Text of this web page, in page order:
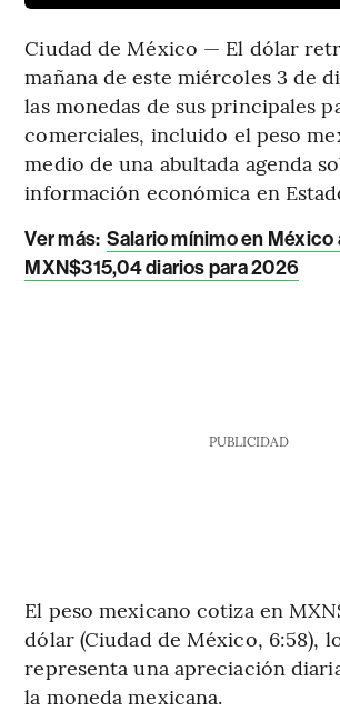
Ciudad de México — El dólar
mañana de este miércoles 3 de
las monedas de sus principales
comerciales, incluido el peso
medio de una abultada agenda
información económica en
Ver más: Salario mínimo en México
MXN$315,04 diarios para 2026
PUBLICIDAD
El peso mexicano cotiza en
dólar (Ciudad de México, 6:58),
representa una apreciación
la moneda mexicana.